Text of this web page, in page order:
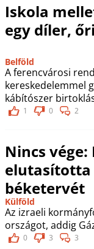
Iskola
egy díler,
Belföld
A ferencvárosi
kereskedelemmel
kábítószer
1 0 2
Nincs
elutasította
béketervét
Külföld
Az izraeli
országot, addig
0 3 3